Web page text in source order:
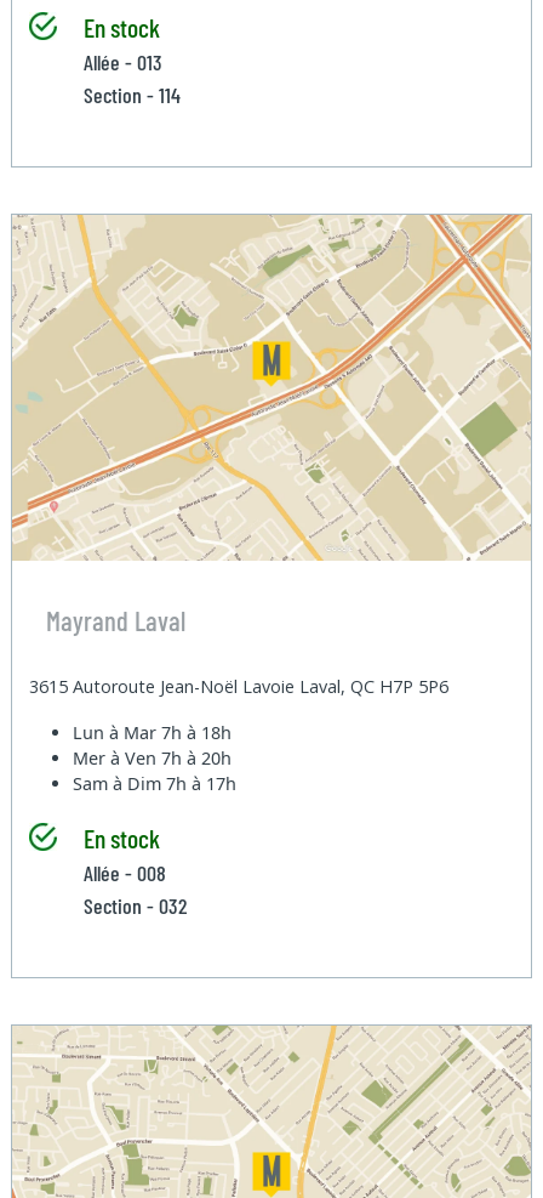
En stock
Allée - 013
Section - 114
Mayrand Laval
3615 Autoroute Jean-Noël Lavoie Laval, QC H7P 5P6
Lun à Mar7h à 18h
Mer à Ven7h à 20h
Sam à Dim7h à 17h
En stock
Allée - 008
Section - 032